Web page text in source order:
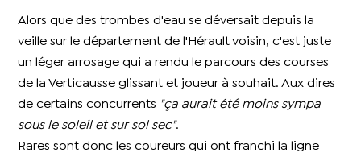
Alors que des trombes d'eau se déversait depuis la
veille sur le département de l'Hérault voisin, c'est juste
un léger arrosage qui a rendu le parcours des courses
de la Verticausse glissant et joueur à souhait. Aux dires
de certains concurrents
"ça aurait été moins sympa
sous le soleil et sur sol sec".
Rares sont donc les coureurs qui ont franchi la ligne